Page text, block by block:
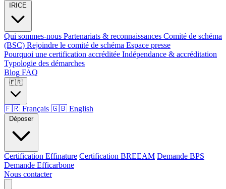
IRICE
Qui sommes-nous Partenariats & reconnaissances Comité de schéma
(BSC) Rejoindre le comité de schéma Espace presse
Pourquoi une certification accréditée Indépendance & accréditation
Typologie des démarches
Blog FAQ
🇫🇷
🇫🇷 Français 🇬🇧 English
Déposer
Certification Effinature Certification BREEAM Demande BPS
Demande Efficarbone
Nous contacter